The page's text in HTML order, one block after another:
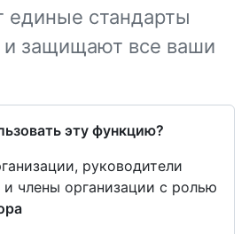
единые стандарты
и защищают все ваши
эту функцию?
руководители
и члены организации с ролью